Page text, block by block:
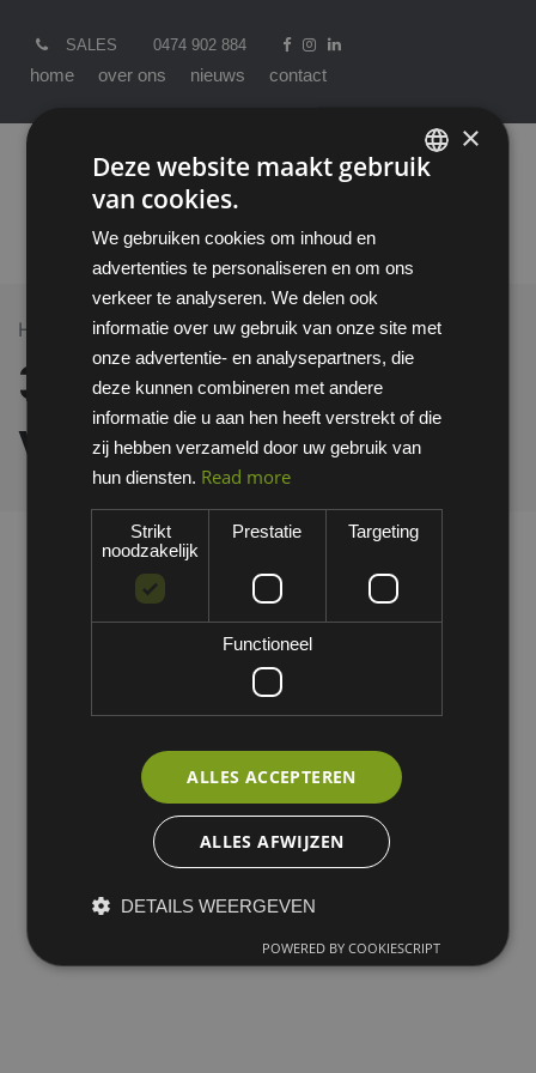
SALES 0474 902 884
home over ons nieuws contact
Home >All Products 3M Solus 2000 veiligheidsbril
3M Solus 2000
veiligheidsbril
×
Deze website maakt gebruik
van cookies.
We gebruiken cookies om inhoud en
advertenties te personaliseren en om ons
verkeer te analyseren. We delen ook
informatie over uw gebruik van onze site met
onze advertentie- en analysepartners, die
deze kunnen combineren met andere
informatie die u aan hen heeft verstrekt of die
zij hebben verzameld door uw gebruik van
hun diensten. Read more
Strikt
noodzakelijk
Prestatie Targeting
Functioneel
ALLES ACCEPTEREN
ALLES AFWIJZEN
DETAILS WEERGEVEN
POWERED BY COOKIESCRIPT